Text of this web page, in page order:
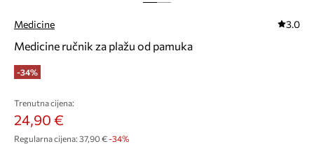
Medicine 3.0
Medicine ručnik za plažu od pamuka
-34%
Trenutna cijena:
24,90 €
Regularna cijena: 37,90 €-34%